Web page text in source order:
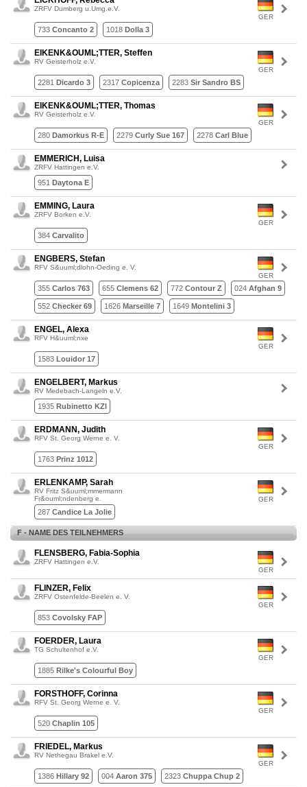
GER
ZRFV Dumberg u.Umg.e.V.
733 Concanto 2 1018 Dolla 3
GER
EIKENK&OUML;TTER, Steffen
RV Geisterholz e.V.
2281 Dicardo 3 2317 Copicenza 2283 Sir Sandro BS
GER
EIKENK&OUML;TTER, Thomas
RV Geisterholz e.V.
280 Damorkus R-E 2279 Curly Sue 167 2278 Carl Blue
EMMERICH, Luisa
ZRFV Hattingen e.V.
951 Daytona E
GER
EMMING, Laura
ZRFV Borken e.V.
384 Carvalito
GER
ENGBERS, Stefan
RFV S&uuml;dlohn-Oeding e. V.
355 Carlos 763 655 Clemens 62 772 Contour Z 024 Afghan 9
552 Checker 69 1626 Marseille 7 1649 Montelini 3
GER
ENGEL, Alexa
RFV H&uuml;nxe
1583 Louidor 17
ENGELBERT, Markus
RV Medebach-Langeln e.V.
1935 Rubinetto KZI
GER
ERDMANN, Judith
RFV St. Georg Werne e. V.
1763 Prinz 1012
GER
ERLENKAMP, Sarah
RV Fritz S&uuml;mmermann
Fr&ouml;ndenberg e.
287 Candice La Jolie
F - NAME DES TEILNEHMERS
GER
FLENSBERG, Fabia-Sophia
ZRFV Hattingen e.V.
GER
FLINZER, Felix
ZRFV Ostenfelde-Beelen e. V.
853 Covolsky FAP
GER
FOERDER, Laura
TG Schultenhof e.V.
1885 Rilke's Colourful Boy
GER
FORSTHOFF, Corinna
RFV St. Georg Werne e. V.
520 Chaplin 105
GER
FRIEDEL, Markus
RV Nethegau Brakel e.V.
1386 Hillary 92 004 Aaron 375 2323 Chuppa Chup 2